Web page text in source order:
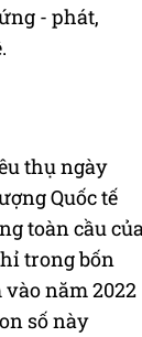
- phát,
thụ ngày
Quốc tế
toàn cầu
trong bốn
năm 2022
số này